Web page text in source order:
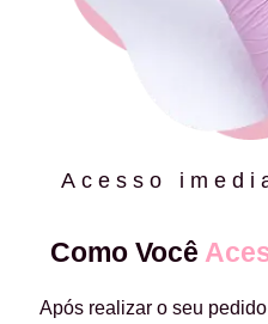
Acesso
Como Você
Após realizar o seu